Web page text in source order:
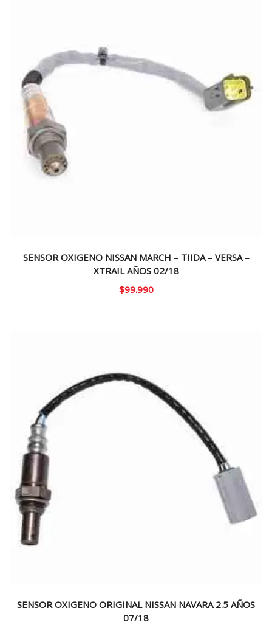
SENSOR OXIGENO NISSAN MARCH – TIIDA – VERSA –
XTRAIL AÑOS 02/18
$99.990
SENSOR OXIGENO ORIGINAL NISSAN NAVARA 2.5 AÑOS
07/18